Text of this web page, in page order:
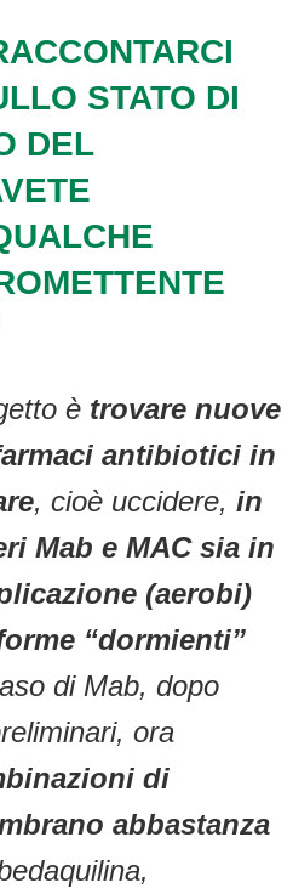
STATO DI
DEL
è trovare nuove
antibiotici in
, cioè uccidere, in
Mab e MAC sia in
(aerobi)
“dormienti”
di Mab, dopo
ora
di
abbastanza